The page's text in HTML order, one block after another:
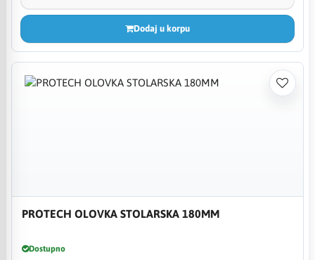
Dodaj u korpu
PROTECH OLOVKA STOLARSKA 180MM
Dostupno